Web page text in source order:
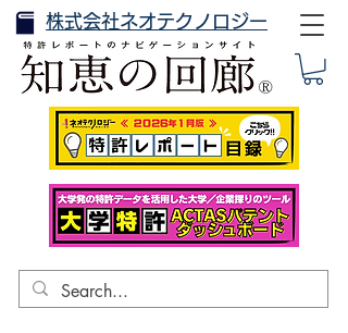
株式会社ネオテクノロジー